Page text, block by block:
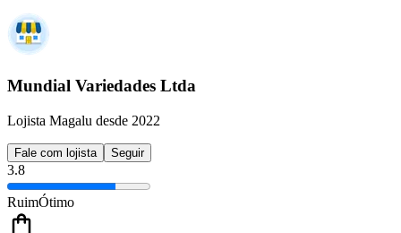
Mundial Variedades Ltda
Lojista Magalu desde 2022
Fale com lojista Seguir
3.8
RuimÓtimo